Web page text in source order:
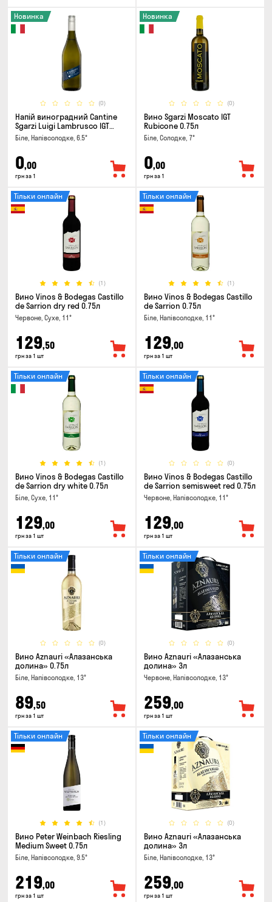
(0)
Новинка
Напій виноградний Cantine
Sgarzi Luigi Lambrusco IGT
Emilia Bianca Frizziante 0.75л
Біле, Напівсолодке, 6.5°
0,00
грн за 1
(0)
Новинка
Вино Sgarzi Moscato IGT
Rubicone 0.75л
Біле, Солодке, 7°
0,00
грн за 1
(1)
Тільки онлайн
Вино Vinos & Bodegas Castillo
de Sarrion dry red 0.75л
Червоне, Сухе, 11°
129,50
грн за 1 шт
(1)
Тільки онлайн
Вино Vinos & Bodegas Castillo
de Sarrion 0.75л
Біле, Напівсолодке, 11°
129,00
грн за 1 шт
(1)
Тільки онлайн
Вино Vinos & Bodegas Castillo
de Sarrion dry white 0.75л
Біле, Сухе, 11°
129,00
грн за 1 шт
(0)
Тільки онлайн
Вино Vinos & Bodegas Castillo
de Sarrion semisweet red 0.75л
Червоне, Напівсолодке, 11°
129,00
грн за 1 шт
(0)
Тільки онлайн
Вино Aznauri «Алазанська
долина» 0.75л
Біле, Напівсолодке, 13°
89,50
грн за 1 шт
(0)
Тільки онлайн
Вино Aznauri «Алазанська
долина» 3л
Червоне, Напівсолодке, 13°
259,00
грн за 1 шт
(1)
Тільки онлайн
Вино Peter Weinbach Riesling
Medium Sweet 0.75л
Біле, Напівсолодке, 9.5°
219,00
грн за 1 шт
(0)
Тільки онлайн
Вино Aznauri «Алазанська
долина» 3л
Біле, Напівсолодке, 13°
259,00
грн за 1 шт